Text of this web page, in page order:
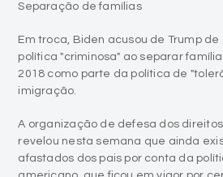
Separação de famílias
Em troca, Biden acusou de Trump
política "criminosa" ao separar
2018 como parte da política de
imigração.
A organização de defesa dos direitos
revelou nesta semana que ainda
afastados dos pais por conta da